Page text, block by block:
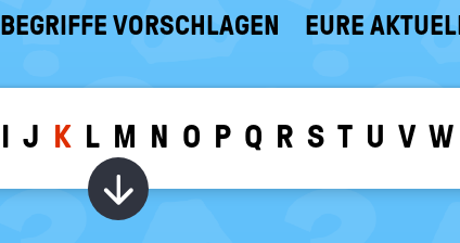
BEGRIFFE VORSCHLAGEN EURE
I J K L M N O P Q R S T U V W
Wörter zu dem